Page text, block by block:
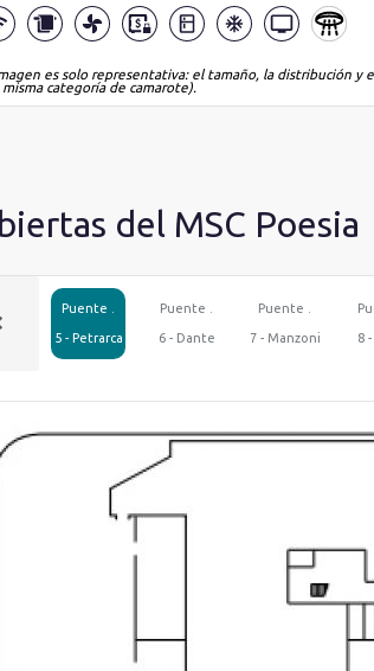
es solo representativa: el tamaño, la distribución y
misma categoría de camarote).
del MSC Poesia
Puente .
5 - Petrarca
Puente .
6 - Dante
Puente .
7 - Manzoni 8